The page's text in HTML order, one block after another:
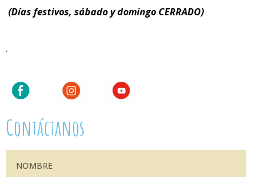
(Días festivos, sábado y domingo CERRADO)
.
Contáctanos